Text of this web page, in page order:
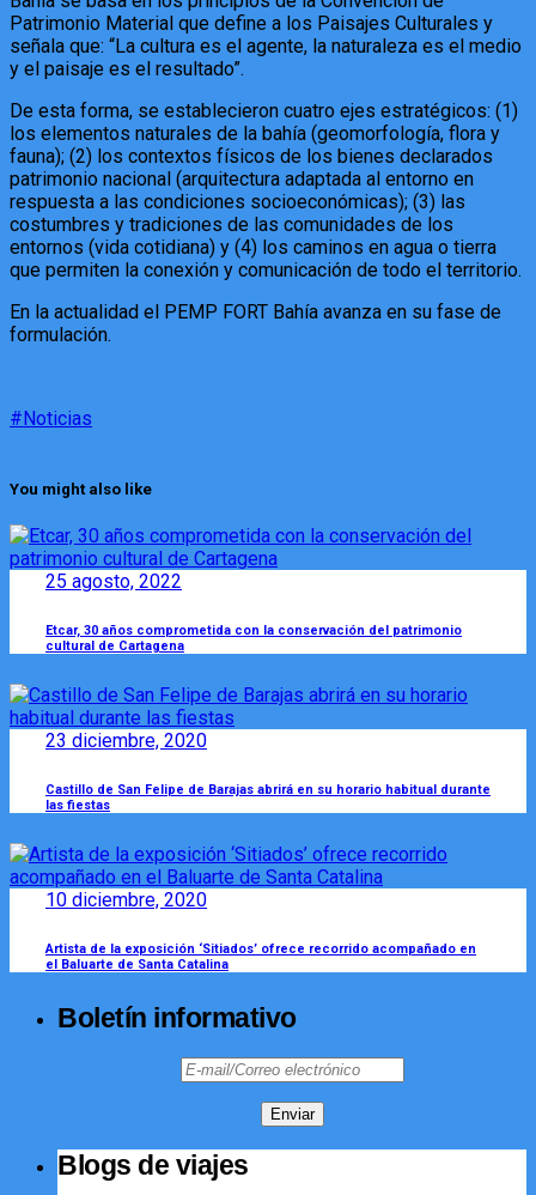
Patrimonio Material que define a los Paisajes Culturales y
señala que: “La cultura es el agente, la naturaleza es el medio
y el paisaje es el resultado”.
De esta forma, se establecieron cuatro ejes estratégicos: (1)
los elementos naturales de la bahía (geomorfología, flora y
fauna); (2) los contextos físicos de los bienes declarados
patrimonio nacional (arquitectura adaptada al entorno en
respuesta a las condiciones socioeconómicas); (3) las
costumbres y tradiciones de las comunidades de los
entornos (vida cotidiana) y (4) los caminos en agua o tierra
que permiten la conexión y comunicación de todo el territorio.
En la actualidad el PEMP FORT Bahía avanza en su fase de
formulación.
#Noticias
You might also like
25 agosto, 2022
Etcar, 30 años comprometida con la conservación del patrimonio
cultural de Cartagena
23 diciembre, 2020
Castillo de San Felipe de Barajas abrirá en su horario habitual durante
las fiestas
10 diciembre, 2020
Artista de la exposición ‘Sitiados’ ofrece recorrido acompañado en
el Baluarte de Santa Catalina
Boletín informativo
Blogs de viajes